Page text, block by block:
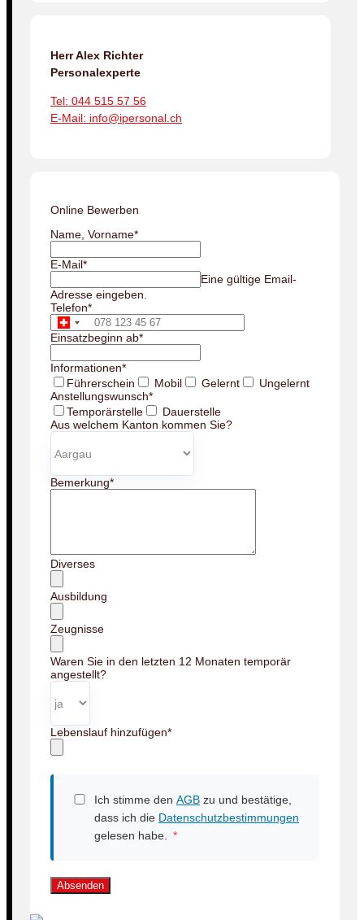
Herr Alex Richter
Personalexperte
Tel: 044 515 57 56
E-Mail: info@ipersonal.ch
Online Bewerben
Name, Vorname*
E-Mail*
Eine gültige Email-
Adresse eingeben.
Telefon*
Einsatzbeginn ab*
Informationen*
Führerschein
Mobil Gelernt
Ungelernt
Anstellungswunsch*
Temporärstelle
Dauerstelle
Aus welchem Kanton kommen Sie?
Bemerkung*
Diverses
Ausbildung
Zeugnisse
Waren Sie in den letzten 12 Monaten temporär
angestellt?
Lebenslauf hinzufügen*
Ich stimme den AGB zu und bestätige,
dass ich die Datenschutzbestimmungen
gelesen habe. *
Absenden